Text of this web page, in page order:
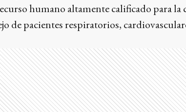
humano altamente calificado para la
de pacientes respiratorios,